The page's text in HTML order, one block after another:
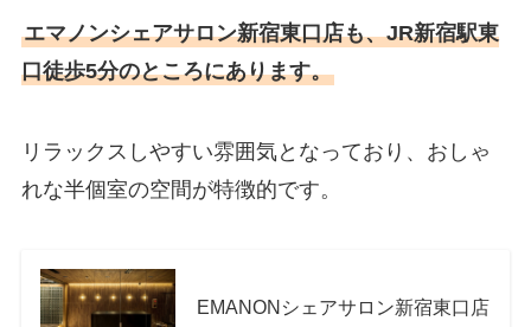
エマノンシェアサロン新宿東口店も、JR新宿駅東
口徒歩5分のところにあります。
リラックスしやすい雰囲気となっており、おしゃ
れな半個室の空間が特徴的です。
EMANONシェアサロン新宿東口店